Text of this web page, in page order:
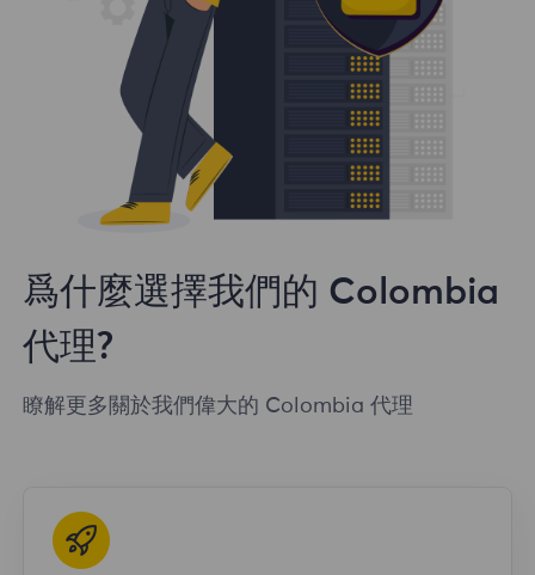
爲什麼選擇我們的 Colombia
代理?
瞭解更多關於我們偉大的 Colombia 代理